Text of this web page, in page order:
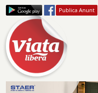
Publica Anunt